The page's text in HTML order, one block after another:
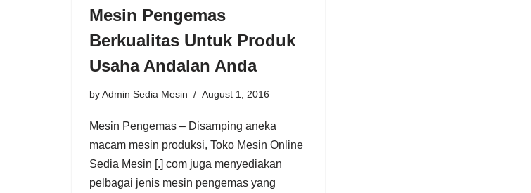
Mesin Pengemas
Berkualitas Untuk Produk
Usaha Andalan Anda
byAdmin Sedia Mesin August 1, 2016
Mesin Pengemas – Disamping aneka
macam mesin produksi, Toko Mesin Online
Sedia Mesin [.] com juga menyediakan
pelbagai jenis mesin pengemas yang